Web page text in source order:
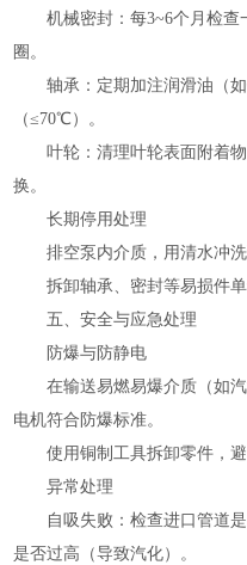
机械密封：每3~6个月检查
圈。
轴承：定期加注润滑油（如
（≤70℃）。
叶轮：清理叶轮表面附着物
换。
长期停用处理
排空泵内介质，用清水冲洗
拆卸轴承、密封等易损件单
五、安全与应急处理
防爆与防静电
在输送易燃易爆介质（如汽
电机符合防爆标准。
使用铜制工具拆卸零件，避
异常处理
自吸失败：检查进口管道是
是否过高（导致汽化）。